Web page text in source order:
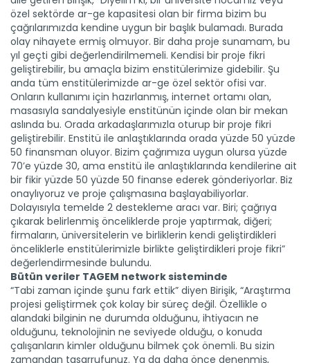
özel sektörde ar-ge kapasitesi olan bir firma bizim bu
çağrılarımızda kendine uygun bir başlık bulamadı. Burada
olay nihayete ermiş olmuyor. Bir daha proje sunamam, bu
yıl geçti gibi değerlendirilmemeli. Kendisi bir proje fikri
geliştirebilir, bu amaçla bizim enstitülerimize gidebilir. Şu
anda tüm enstitülerimizde ar-ge özel sektör ofisi var.
Onların kullanımı için hazırlanmış, internet ortamı olan,
masasıyla sandalyesiyle enstitünün içinde olan bir mekan
aslında bu. Orada arkadaşlarımızla oturup bir proje fikri
geliştirebilir. Enstitü ile anlaştıklarında orada yüzde 50 yüzde
50 finansman oluyor. Bizim çağrımıza uygun olursa yüzde
70’e yüzde 30, ama enstitü ile anlaştıklarında kendilerine ait
bir fikir yüzde 50 yüzde 50 finanse ederek gönderiyorlar. Biz
onaylıyoruz ve proje çalışmasına başlayabiliyorlar.
Dolayısıyla temelde 2 destekleme aracı var. Biri; çağrıya
çıkarak belirlenmiş önceliklerde proje yaptırmak, diğeri;
firmaların, üniversitelerin ve birliklerin kendi geliştirdikleri
önceliklerle enstitülerimizle birlikte geliştirdikleri proje fikri”
değerlendirmesinde bulundu.
Bütün veriler TAGEM network sisteminde
“Tabi zaman içinde şunu fark ettik” diyen Birişik, “Araştırma
projesi geliştirmek çok kolay bir süreç değil. Özellikle o
alandaki bilginin ne durumda olduğunu, ihtiyacın ne
olduğunu, teknolojinin ne seviyede olduğu, o konuda
çalışanların kimler olduğunu bilmek çok önemli. Bu sizin
zamandan tasarrufunuz. Ya da daha önce denenmiş,